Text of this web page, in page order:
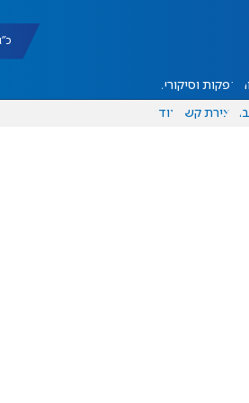
הפקות וסיקורים
יצירת קשר עוד